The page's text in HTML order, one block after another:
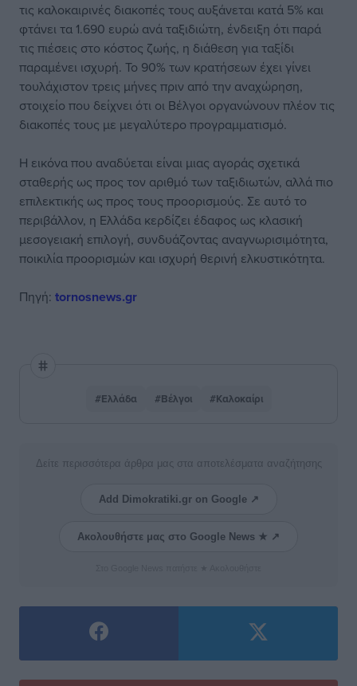
τις καλοκαιρινές διακοπές τους αυξάνεται κατά 5% και
φτάνει τα 1.690 ευρώ ανά ταξιδιώτη, ένδειξη ότι παρά
τις πιέσεις στο κόστος ζωής, η διάθεση για ταξίδι
παραμένει ισχυρή. Το 90% των κρατήσεων έχει γίνει
τουλάχιστον τρεις μήνες πριν από την αναχώρηση,
στοιχείο που δείχνει ότι οι Βέλγοι οργανώνουν πλέον τις
διακοπές τους με μεγαλύτερο προγραμματισμό.
Η εικόνα που αναδύεται είναι μιας αγοράς σχετικά
σταθερής ως προς τον αριθμό των ταξιδιωτών, αλλά πιο
επιλεκτικής ως προς τους προορισμούς. Σε αυτό το
περιβάλλον, η Ελλάδα κερδίζει έδαφος ως κλασική
μεσογειακή επιλογή, συνδυάζοντας αναγνωρισιμότητα,
ποικιλία προορισμών και ισχυρή θερινή ελκυστικότητα.
Πηγή: tornosnews.gr
#Ελλάδα #Βέλγοι #Καλοκαίρι
Δείτε περισσότερα άρθρα μας στα αποτελέσματα αναζήτησης
Add Dimokratiki.gr on Google ↗
Ακολουθήστε μας στο Google News ★ ↗